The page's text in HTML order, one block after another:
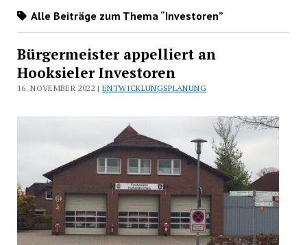
Alle Beiträge zum Thema “Investoren”
Bürgermeister appelliert an
Hooksieler Investoren
16. NOVEMBER 2022 |ENTWICKLUNGSPLANUNG